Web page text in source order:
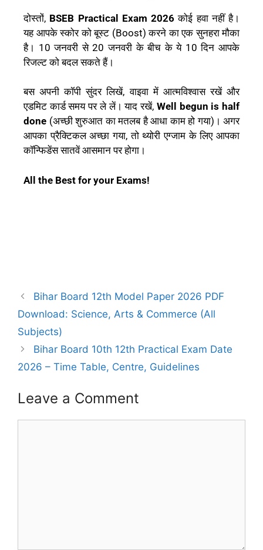
दोस्तों, BSEB Practical Exam 2026 कोई हवा नहीं है।
यह आपके स्कोर को बूस्ट (Boost) करने का एक सुनहरा मौका
है। 10 जनवरी से 20 जनवरी के बीच के ये 10 दिन आपके
रिजल्ट को बदल सकते हैं।
बस अपनी कॉपी सुंदर लिखें, वाइवा में आत्मविश्वास रखें और
एडमिट कार्ड समय पर ले लें। याद रखें, Well begun is half
done (अच्छी शुरुआत का मतलब है आधा काम हो गया)। अगर
आपका प्रैक्टिकल अच्छा गया, तो थ्योरी एग्जाम के लिए आपका
कॉन्फिडेंस सातवें आसमान पर होगा।
All the Best for your Exams!
Bihar Board 12th Model Paper 2026 PDF
Download: Science, Arts & Commerce (All
Subjects)
Bihar Board 10th 12th Practical Exam Date
2026 – Time Table, Centre, Guidelines
Leave a Comment